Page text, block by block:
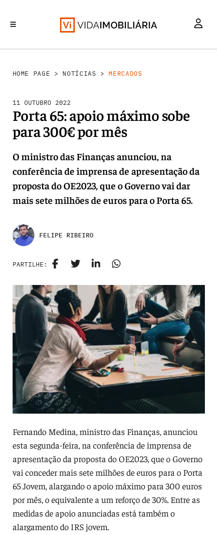
HOME PAGE > NOTÍCIAS >MERCADOS
11 OUTUBRO 2022
Porta 65: apoio máximo sobe
para 300€ por mês
O ministro das Finanças anunciou, na
conferência de imprensa de apresentação da
proposta do OE2023, que o Governo vai dar
mais sete milhões de euros para o Porta 65.
FELIPE RIBEIRO
PARTILHE:
Fernando Medina, ministro das Finanças, anunciou
esta segunda-feira, na conferência de imprensa de
apresentação da proposta do OE2023, que o Governo
vai conceder mais sete milhões de euros para o Porta
65 Jovem, alargando o apoio máximo para 300 euros
por mês, o equivalente a um reforço de 30%. Entre as
medidas de apoio anunciadas está também o
alargamento do IRS jovem.